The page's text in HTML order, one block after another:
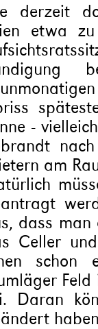
derzeit
etwa
-
am
dass man
Celler
schon
Daran